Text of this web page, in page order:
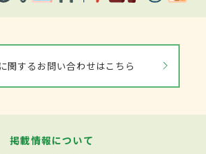
関するお問い合わせはこちら
掲載情報について